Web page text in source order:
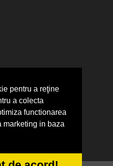
pentru a reţine
a colecta
functionarea
marketing in baza